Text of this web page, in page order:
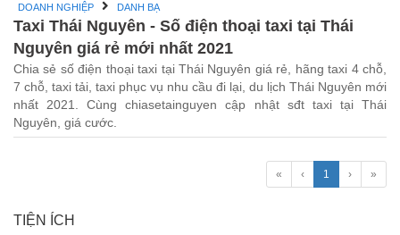
DOANH NGHIỆP DANH BẠ
Taxi Thái Nguyên - Số điện thoại taxi tại Thái
Nguyên giá rẻ mới nhất 2021
Chia sẻ số điện thoại taxi tại Thái Nguyên giá rẻ, hãng taxi 4 chỗ,
7 chỗ, taxi tải, taxi phục vụ nhu cầu đi lại, du lịch Thái Nguyên mới
nhất 2021. Cùng chiasetainguyen cập nhật sđt taxi tại Thái
Nguyên, giá cước.
« ‹ 1 › »
TIỆN ÍCH